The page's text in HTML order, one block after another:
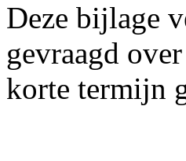
Deze bijlage
gevraagd
korte termijn